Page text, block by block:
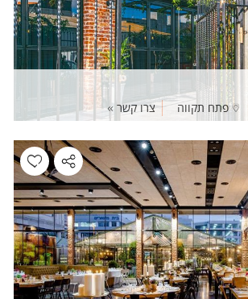
פתח תקווה צרו קשר